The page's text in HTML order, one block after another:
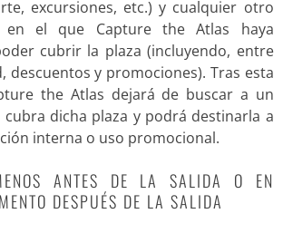
excursiones, etc.) y cualquier otro
en el que Capture the Atlas haya
cubrir la plaza (incluyendo, entre
descuentos y promociones). Tras esta
the Atlas dejará de buscar a un
dicha plaza y podrá destinarla a
interna o uso promocional.
ANTES DE LA SALIDA O EN
DESPUÉS DE LA SALIDA